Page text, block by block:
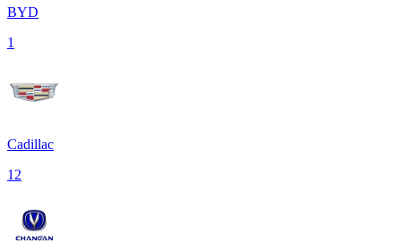
BYD
1
Cadillac
12